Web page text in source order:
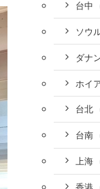
台中
ソウ
ダナ
ホイ
台北
台南
上海